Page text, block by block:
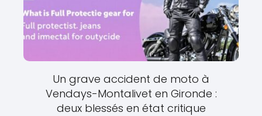
Un grave accident de moto à
Vendays-Montalivet en Gironde :
deux blessés en état critique